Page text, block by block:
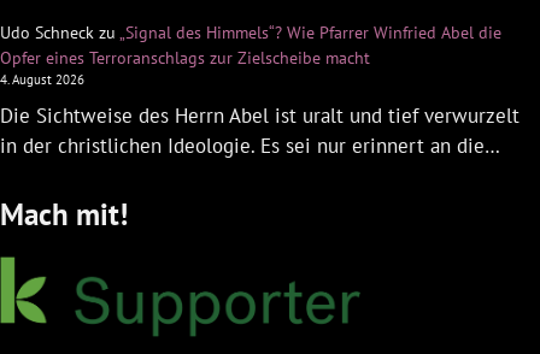
Udo Schneck zu „Signal des Himmels“? Wie Pfarrer Winfried Abel die
Opfer eines Terroranschlags zur Zielscheibe macht
4. August 2026
Die Sichtweise des Herrn Abel ist uralt und tief verwurzelt
in der christlichen Ideologie. Es sei nur erinnert an die…
Mach mit!